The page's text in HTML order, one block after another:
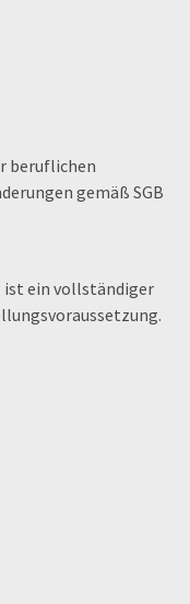
beruflichen
gemäß SGB
ein vollständiger